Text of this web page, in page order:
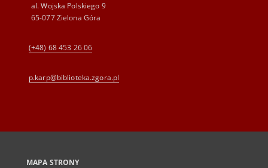
al. Wojska Polskiego 9
65-077 Zielona Góra
(+48) 68 453 26 06
p.karp@biblioteka.zgora.pl
MAPA STRONY